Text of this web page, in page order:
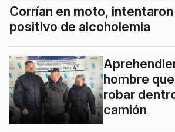
Corrían en moto,
positivo de alcoholemia
hombre
robar
camión